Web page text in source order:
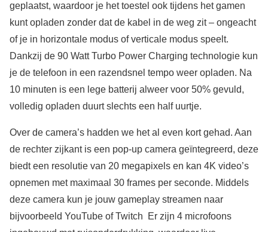
geplaatst, waardoor je het toestel ook tijdens het gamen
kunt opladen zonder dat de kabel in de weg zit – ongeacht
of je in horizontale modus of verticale modus speelt.
Dankzij de 90 Watt Turbo Power Charging technologie kun
je de telefoon in een razendsnel tempo weer opladen. Na
10 minuten is een lege batterij alweer voor 50% gevuld,
volledig opladen duurt slechts een half uurtje.
Over de camera’s hadden we het al even kort gehad. Aan
de rechter zijkant is een pop-up camera geïntegreerd, deze
biedt een resolutie van 20 megapixels en kan 4K video’s
opnemen met maximaal 30 frames per seconde. Middels
deze camera kun je jouw gameplay streamen naar
bijvoorbeeld YouTube of Twitch Er zijn 4 microfoons